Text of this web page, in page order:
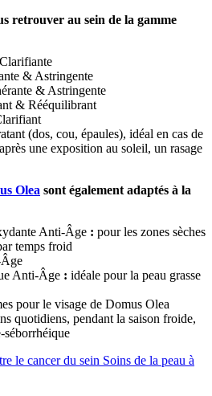
retrouver au sein de la gamme
& Astringente
& Astringente
& Rééquilibrant
(dos, cou, épaules), idéal en cas de
une exposition au soleil, un rasage
Olea sont également adaptés à la
Anti-Âge : pour les zones sèches
temps froid
Anti-Âge : idéale pour la peau grasse
pour le visage de Domus Olea
quotidiens, pendant la saison froide,
séborrhéique
le cancer du sein Soins de la peau à